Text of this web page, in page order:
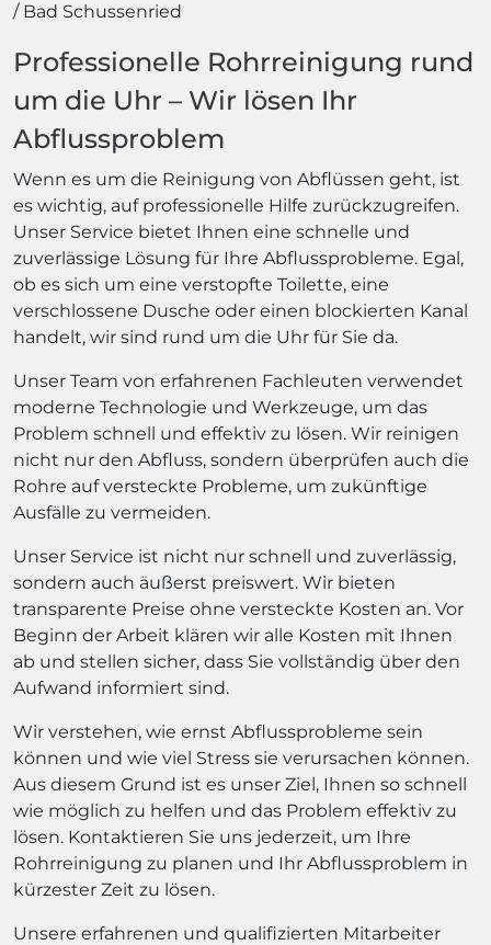
Bad Schussenried
Professionelle Rohrreinigung rund
um die Uhr – Wir lösen Ihr
Abflussproblem
Wenn es um die Reinigung von Abflüssen geht, ist
es wichtig, auf professionelle Hilfe zurückzugreifen.
Unser Service bietet Ihnen eine schnelle und
zuverlässige Lösung für Ihre Abflussprobleme. Egal,
ob es sich um eine verstopfte Toilette, eine
verschlossene Dusche oder einen blockierten Kanal
handelt, wir sind rund um die Uhr für Sie da.
Unser Team von erfahrenen Fachleuten verwendet
moderne Technologie und Werkzeuge, um das
Problem schnell und effektiv zu lösen. Wir reinigen
nicht nur den Abfluss, sondern überprüfen auch die
Rohre auf versteckte Probleme, um zukünftige
Ausfälle zu vermeiden.
Unser Service ist nicht nur schnell und zuverlässig,
sondern auch äußerst preiswert. Wir bieten
transparente Preise ohne versteckte Kosten an. Vor
Beginn der Arbeit klären wir alle Kosten mit Ihnen
ab und stellen sicher, dass Sie vollständig über den
Aufwand informiert sind.
Wir verstehen, wie ernst Abflussprobleme sein
können und wie viel Stress sie verursachen können.
Aus diesem Grund ist es unser Ziel, Ihnen so schnell
wie möglich zu helfen und das Problem effektiv zu
lösen. Kontaktieren Sie uns jederzeit, um Ihre
Rohrreinigung zu planen und Ihr Abflussproblem in
kürzester Zeit zu lösen.
Unsere erfahrenen und qualifizierten Mitarbeiter